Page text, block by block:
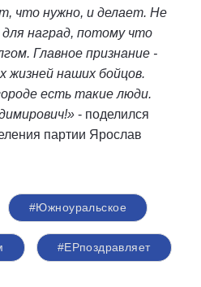
что нужно, и делает. Не
наград, потому что
Главное признание -
жизней наших бойцов.
есть такие люди.
- поделился
партии Ярослав
#Южноуральское
#ЕРпоздравляет